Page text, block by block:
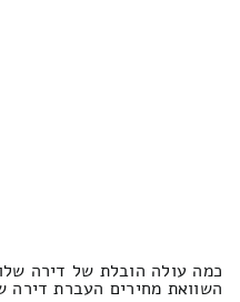
כמה עולה הובלת של דירה
השוואת מחירים העברת דירה שלוש